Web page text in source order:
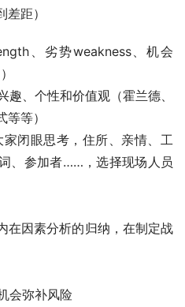
距）
、劣势weakness、机会
趣、个性和价值观（霍兰德、
等）
闭眼思考，住所、亲情、工
、参加者……，选择现场人员
在因素分析的归纳，在制定战
会弥补风险